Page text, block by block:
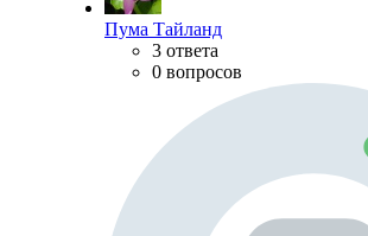
Пума Тайланд
3 ответа
0 вопросов